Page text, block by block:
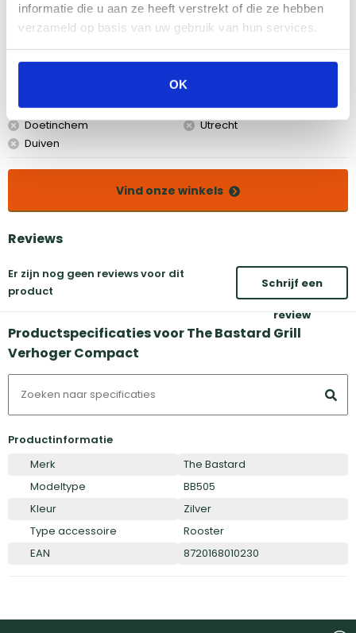
informatie die u aan ze heeft verstrekt of die ze hebben
verzameld op basis van uw gebruik van hun services.
OK
Bekijk dit product in onze winkels
Den Bosch
Doetinchem
Duiven
Naarden
Utrecht
Vind onze winkels
Reviews
Er zijn nog geen reviews voor dit
product
Schrijf een
review
Productspecificaties voor The Bastard Grill
Verhoger Compact
Productinformatie
Merk
The Bastard
Modeltype
BB505
Kleur
Zilver
Type accessoire
Rooster
EAN
8720168010230